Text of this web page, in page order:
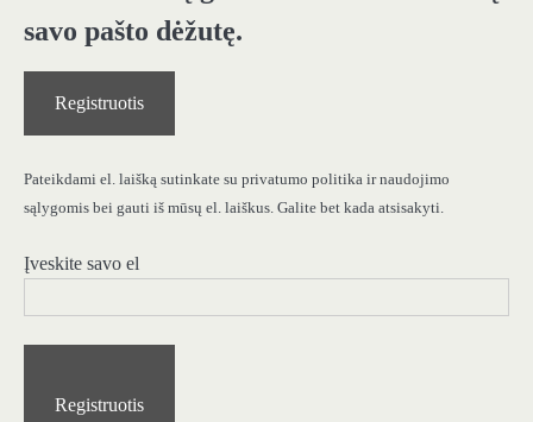
savo pašto dėžutę.
Registruotis
Pateikdami el. laišką sutinkate su privatumo politika ir naudojimo
sąlygomis bei gauti iš mūsų el. laiškus. Galite bet kada atsisakyti.
Įveskite savo el
Registruotis